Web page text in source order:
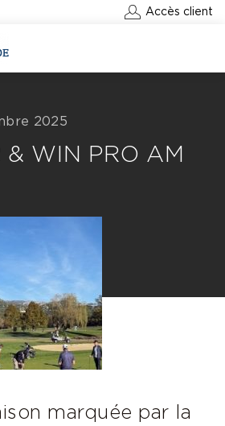
Accès client
2025
& WIN PRO AM
marquée par la